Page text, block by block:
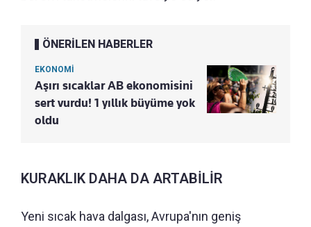
ÖNERİLEN HABERLER
EKONOMİ
Aşırı sıcaklar AB ekonomisini
sert vurdu! 1 yıllık büyüme yok
oldu
KURAKLIK DAHA DA ARTABİLİR
Yeni sıcak hava dalgası, Avrupa'nın geniş